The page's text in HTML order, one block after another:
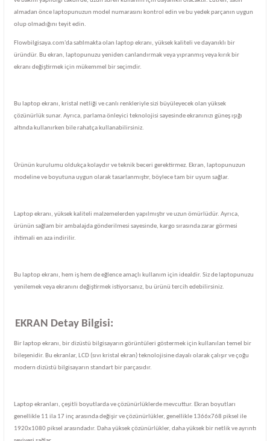
almadan önce laptopunuzun model numarasını kontrol edin ve bu yedek parçanın uygun
olup olmadığını teyit edin.
Flowbilgisaya.com'da satılmakta olan laptop ekranı, yüksek kaliteli ve dayanıklı bir
üründür. Bu ekran, laptopunuzu yeniden canlandırmak veya yıpranmış veya kırık bir
ekranı değiştirmek için mükemmel bir seçimdir.
Bu laptop ekranı, kristal netliği ve canlı renkleriyle sizi büyüleyecek olan yüksek
çözünürlük sunar. Ayrıca, parlama önleyici teknolojisi sayesinde ekranınızı güneş ışığı
altında kullanırken bile rahatça kullanabilirsiniz.
Ürünün kurulumu oldukça kolaydır ve teknik beceri gerektirmez. Ekran, laptopunuzun
modeline ve boyutuna uygun olarak tasarlanmıştır, böylece tam bir uyum sağlar.
Laptop ekranı, yüksek kaliteli malzemelerden yapılmıştır ve uzun ömürlüdür. Ayrıca,
ürünün sağlam bir ambalajda gönderilmesi sayesinde, kargo sırasında zarar görmesi
ihtimali en aza indirilir.
Bu laptop ekranı, hem iş hem de eğlence amaçlı kullanım için idealdir. Siz de laptopunuzu
yenilemek veya ekranını değiştirmek istiyorsanız, bu ürünü tercih edebilirsiniz.
EKRAN Detay Bilgisi:
Bir laptop ekranı, bir dizüstü bilgisayarın görüntüleri göstermek için kullanılan temel bir
bileşenidir. Bu ekranlar, LCD (sıvı kristal ekran) teknolojisine dayalı olarak çalışır ve çoğu
modern dizüstü bilgisayarın standart bir parçasıdır.
Laptop ekranları, çeşitli boyutlarda ve çözünürlüklerde mevcuttur. Ekran boyutları
genellikle 11 ila 17 inç arasında değişir ve çözünürlükler, genellikle 1366x768 piksel ile
1920x1080 piksel arasındadır. Daha yüksek çözünürlükler, daha yüksek bir netlik ve ayrıntı